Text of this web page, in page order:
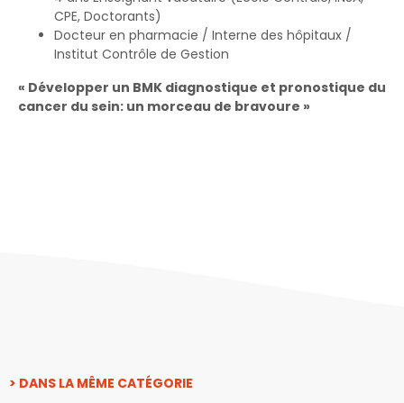
CPE, Doctorants)
Docteur en pharmacie / Interne des hôpitaux /
Institut Contrôle de Gestion
« Développer un BMK diagnostique et pronostique du
cancer du sein: un morceau de bravoure »
> DANS LA MÊME CATÉGORIE